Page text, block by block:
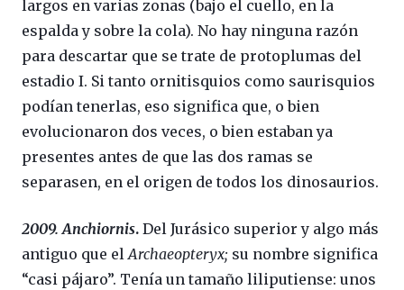
largos en varias zonas (bajo el cuello, en la
espalda y sobre la cola). No hay ninguna razón
para descartar que se trate de protoplumas del
estadio I. Si tanto ornitisquios como saurisquios
podían tenerlas, eso significa que, o bien
evolucionaron dos veces, o bien estaban ya
presentes antes de que las dos ramas se
separasen, en el origen de todos los dinosaurios.
2009. Anchiornis. Del Jurásico superior y algo más
antiguo que el Archaeopteryx; su nombre significa
“casi pájaro”. Tenía un tamaño liliputiense: unos